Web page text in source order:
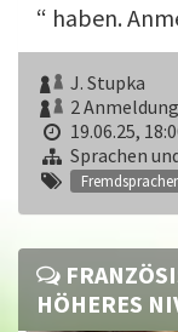
“ haben.
J. Stupka
2
19.06.25,
Sprachen
HÖHERES